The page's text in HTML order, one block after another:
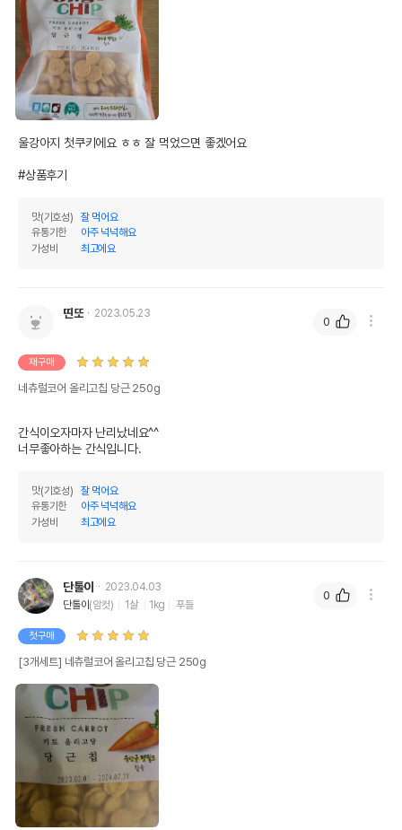
울강아지 첫쿠키에요 ㅎㅎ 잘 먹었으면 좋겠어요
#상품후기
맛(기호성)
잘 먹어요
유통기한
아주 넉넉해요
가성비
최고에요
띤또 2023.05.23
재구매
네츄럴코어 올리고칩 당근 250g
간식이오자마자 난리났네요^^
너무좋아하는 간식입니다.
맛(기호성)
잘 먹어요
유통기한
아주 넉넉해요
가성비
최고에요
0
단톨이
2023.04.03
단톨이(암컷) 1살 1kg 푸들
첫구매
[3개세트] 네츄럴코어 올리고칩 당근 250g
0